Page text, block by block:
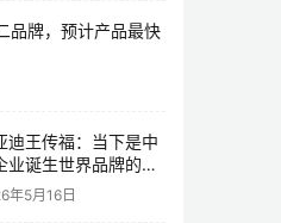
品牌，预计产品最快
迪王传福：当下是中
业诞生世界品牌的最
史机遇，尤其是制造
年5月16日